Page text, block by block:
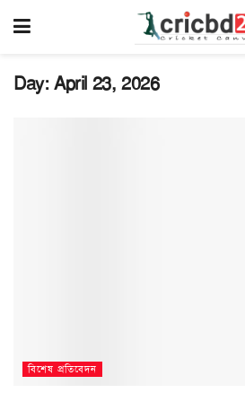
Day: April 23, 2026
বিশেষ প্রতিবেদন